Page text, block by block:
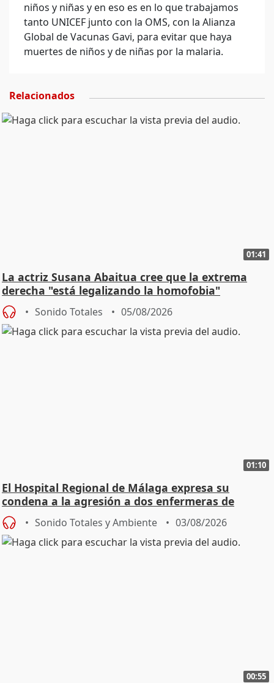
niños y niñas y en eso es en lo que trabajamos
tanto UNICEF junto con la OMS, con la Alianza
Global de Vacunas Gavi, para evitar que haya
muertes de niños y de niñas por la malaria.
Relacionados
01:41
La actriz Susana Abaitua cree que la extrema
derecha "está legalizando la homofobia"
Sonido Totales 05/08/2026
01:10
El Hospital Regional de Málaga expresa su
condena a la agresión a dos enfermeras de
Urgencias
Sonido Totales y Ambiente 03/08/2026
00:55